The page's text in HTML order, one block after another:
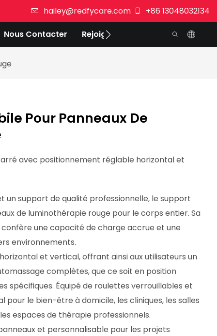
hailey@redfycare.com +86 13048032134
Nous Contacter Rejoignez-Nous
Pour Panneaux De
avec positionnement réglable horizontal et
un support de qualité professionnelle, le support
de luminothérapie rouge pour le corps entier. Sa
une capacité de charge accrue et une
environnements.
et vertical, offrant ainsi aux utilisateurs un
complètes, que ce soit en position
spécifiques. Équipé de roulettes verrouillables et
pour le bien-être à domicile, les cliniques, les salles
espaces de thérapie professionnels.
et personnalisable pour les projets